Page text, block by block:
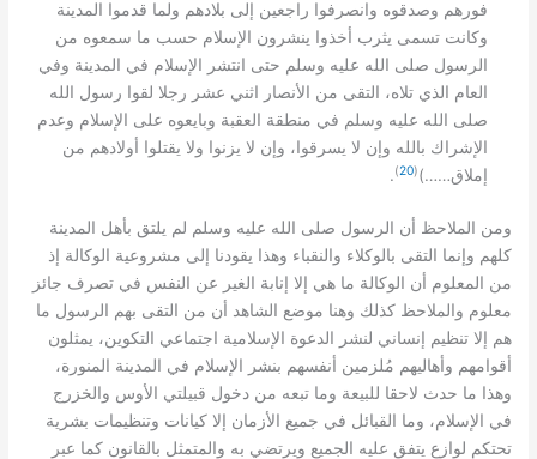
فورهم وصدقوه وانصرفوا راجعين إلى بلادهم ولما قدموا المدينة
وكانت تسمى يثرب أخذوا ينشرون الإسلام حسب ما سمعوه من
الرسول صلى الله عليه وسلم حتى انتشر الإسلام في المدينة وفي
العام الذي تلاه، التقى من الأنصار اثني عشر رجلا لقوا رسول الله
صلى الله عليه وسلم في منطقة العقبة وبايعوه على الإسلام وعدم
الإشراك بالله وإن لا يسرقوا، وإن لا يزنوا ولا يقتلوا أولادهم من
إملاق……)
(
20
)
.
ومن الملاحظ أن الرسول صلى الله عليه وسلم لم يلتق بأهل المدينة
كلهم وإنما التقى بالوكلاء والنقباء وهذا يقودنا إلى مشروعية الوكالة إذ
من المعلوم أن الوكالة ما هي إلا إنابة الغير عن النفس في تصرف جائز
معلوم والملاحظ كذلك وهنا موضع الشاهد أن من التقى بهم الرسول ما
هم إلا تنظيم إنساني لنشر الدعوة الإسلامية اجتماعي التكوين، يمثلون
أقوامهم وأهاليهم مُلزمين أنفسهم بنشر الإسلام في المدينة المنورة،
وهذا ما حدث لاحقا للبيعة وما تبعه من دخول قبيلتي الأوس والخزرج
في الإسلام، وما القبائل في جميع الأزمان إلا كيانات وتنظيمات بشرية
تحتكم لوازع يتفق عليه الجميع ويرتضي به والمتمثل بالقانون كما عبر